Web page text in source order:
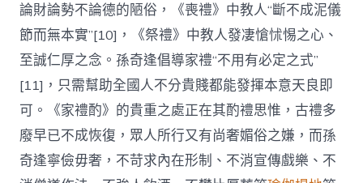
論財論勢不論德的陋俗，《喪禮》中教人“斷不成泥儀
節而無本實”[10]，《祭禮》中教人發凄愴怵惕之心、
至誠仁厚之念。孫奇逢倡導家禮“不用有必定之式”
[11]，只需幫助全國人不分貴賤都能發揮本意天良即
可。《家禮酌》的貴重之處正在其酌禮思惟，古禮多
廢早已不成恢復，眾人所行又有尚奢媚俗之嫌，而孫
奇逢寧儉毋奢，不苛求內在形制、不消宣傳戲樂、不